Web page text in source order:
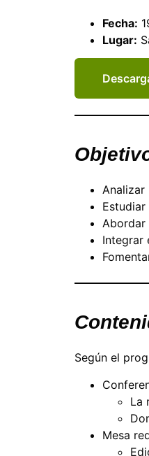
Fecha:
Lugar:
Abordar
Integrar
Según el
La
Mesa